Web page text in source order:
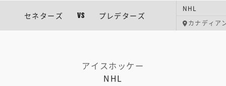
セネターズ VS プレデターズ
NHL
カナディア
アイスホッケー
NHL